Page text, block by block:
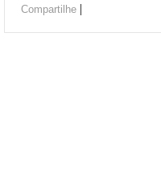
Compartilhe |